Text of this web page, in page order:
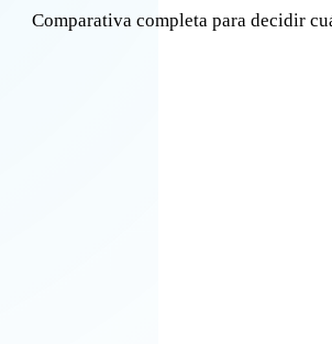
Comparativa completa para decidir